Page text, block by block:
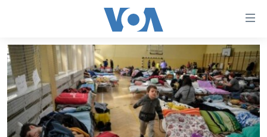
na
glavni
sadržaj
Pređi
na
glavnu
navigaciju
TV PROGRAM
VIDEO
FOTOGRAFIJE DANA
VIJESTI